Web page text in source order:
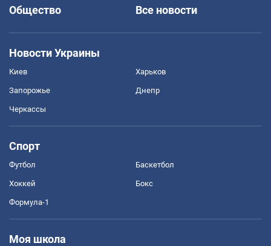
Общество
Все новости
Новости Украины
Киев Харьков
Запорожье Днепр
Черкассы
Спорт
Футбол Баскетбол
Хоккей Бокс
Формула-1
Моя школа